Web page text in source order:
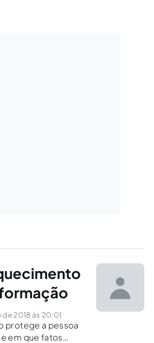
para a escrita de
2018 às 20:01
protege a pessoa
em que fatos